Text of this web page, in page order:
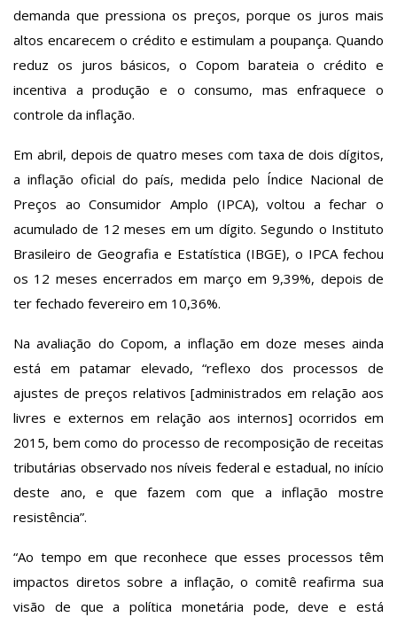
demanda que pressiona os preços, porque os juros mais
altos encarecem o crédito e estimulam a poupança. Quando
reduz os juros básicos, o Copom barateia o crédito e
incentiva a produção e o consumo, mas enfraquece o
controle da inflação.
Em abril, depois de quatro meses com taxa de dois dígitos,
a inflação oficial do país, medida pelo Índice Nacional de
Preços ao Consumidor Amplo (IPCA), voltou a fechar o
acumulado de 12 meses em um dígito. Segundo o Instituto
Brasileiro de Geografia e Estatística (IBGE), o IPCA fechou
os 12 meses encerrados em março em 9,39%, depois de
ter fechado fevereiro em 10,36%.
Na avaliação do Copom, a inflação em doze meses ainda
está em patamar elevado, “reflexo dos processos de
ajustes de preços relativos [administrados em relação aos
livres e externos em relação aos internos] ocorridos em
2015, bem como do processo de recomposição de receitas
tributárias observado nos níveis federal e estadual, no início
deste ano, e que fazem com que a inflação mostre
resistência”.
“Ao tempo em que reconhece que esses processos têm
impactos diretos sobre a inflação, o comitê reafirma sua
visão de que a política monetária pode, deve e está